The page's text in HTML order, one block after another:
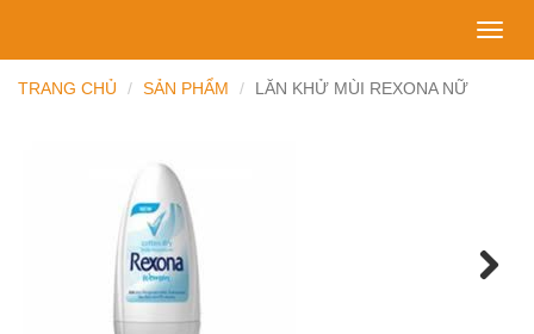
TRANG CHỦ
SẢN PHẨM LĂN KHỬ MÙI REXONA NỮ